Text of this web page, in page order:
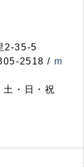
2-35-5
2518 / m
・日・祝